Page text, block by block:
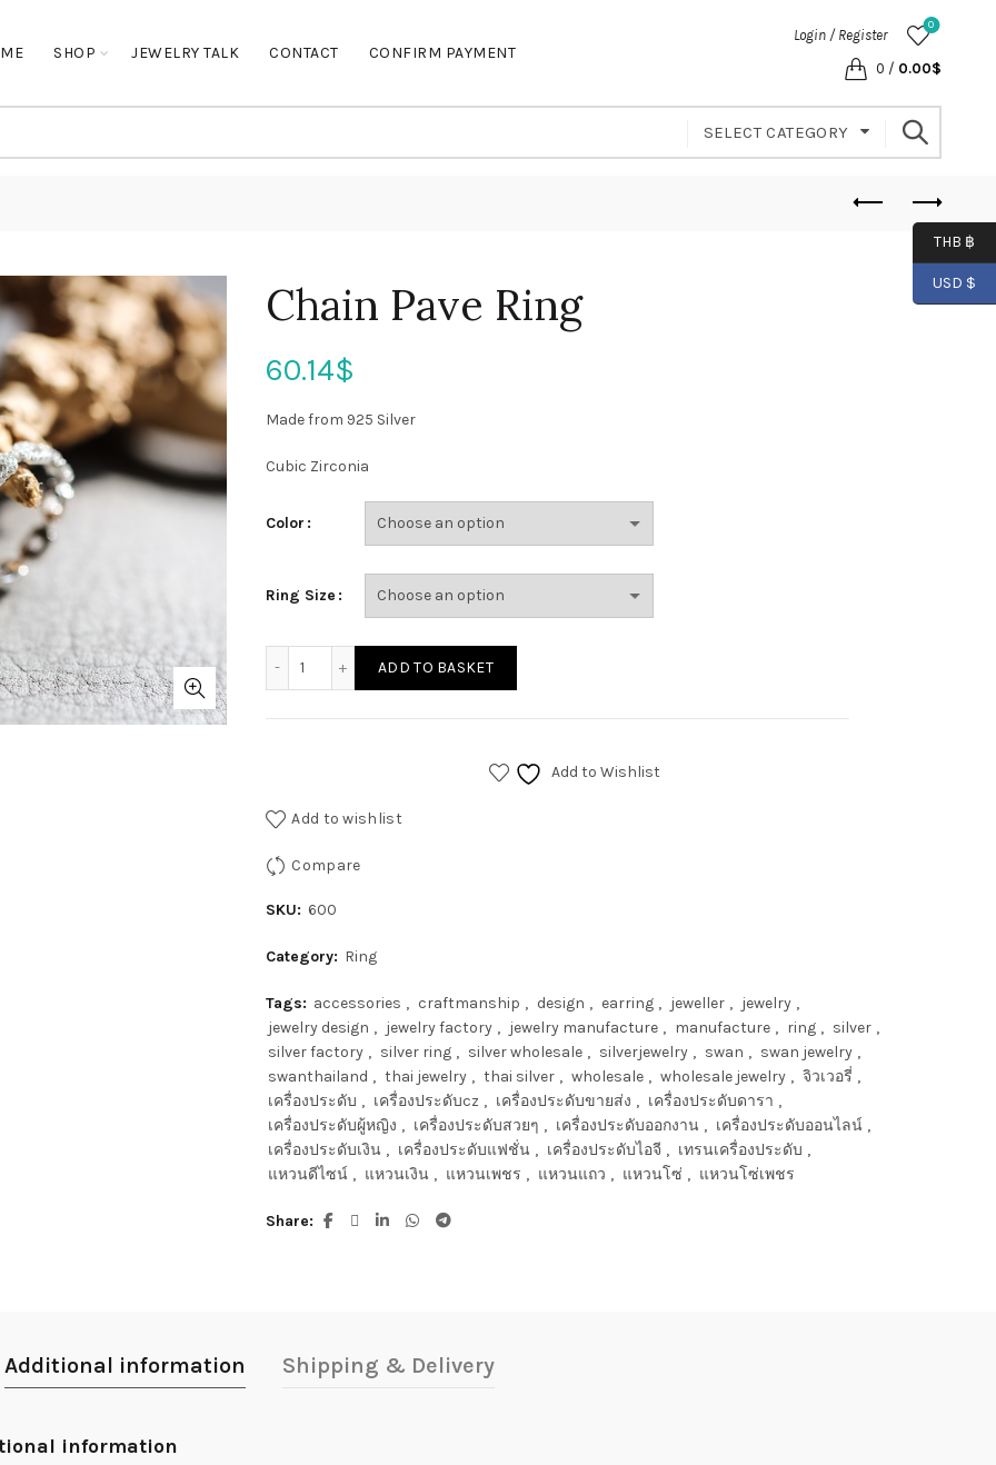
SHOP JEWELRY TALK CONTACT CONFIRM PAYMENT
Login / Register
0
0 / 0.00$
SELECT CATEGORY
Chain Pave Ring
60.14$
Made from 925 Silver
Cubic Zirconia
Color
Ring Size
ADD TO BASKET
Add to Wishlist
Add to wishlist
Compare
SKU: 600
Category: Ring
Tags: accessories , craftmanship , design , earring , jeweller , jewelry ,
jewelry design , jewelry factory , jewelry manufacture , manufacture , ring , silver ,
silver factory , silver ring , silver wholesale , silverjewelry , swan , swan jewelry ,
swanthailand , thai jewelry , thai silver , wholesale , wholesale jewelry , จิวเวอรี่ ,
เครื่องประดับ , เครื่องประดับcz , เครื่องประดับขายส่ง , เครื่องประดับดารา ,
เครื่องประดับผู้หญิง , เครื่องประดับสวยๆ , เครื่องประดับออกงาน , เครื่องประดับออนไลน์ ,
เครื่องประดับเงิน , เครื่องประดับแฟชั่น , เครื่องประดับไอจี , เทรนเครื่องประดับ ,
แหวนดีไซน์ , แหวนเงิน , แหวนเพชร , แหวนแถว , แหวนโซ่ , แหวนโซ่เพชร
Share
Additional information Shipping & Delivery
information
THB ฿
USD $